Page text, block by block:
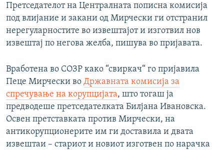
Претседателот на Централната пописна комисија
под влијание и закани од Мирчески ги отстранил
нерегуларностите во извештајот и изготвил нов
извештај по негова желба, пишува во пријавата.
Вработена во СОЗР како “свиркач“ го пријавила
Пеце Мирчески во Државната комисија за
спречување на корупцијата, што тогаш ја
предводеше претседателката Билјана Ивановска.
Освен претставката против Мирчески, на
антикорупционерите им ги доставила и двата
извештаи – стариот и новиот изготвен по нарачка